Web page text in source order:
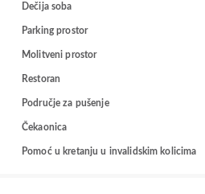
Dečija soba
Parking prostor
Molitveni prostor
Restoran
Područje za pušenje
Čekaonica
Pomoć u kretanju u invalidskim kolicima